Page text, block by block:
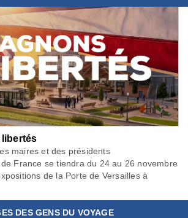
libertés
maires et des présidents
France se tiendra du 24 au 26 novembre
de la Porte de Versailles à
DES GENS DU VOYAGE